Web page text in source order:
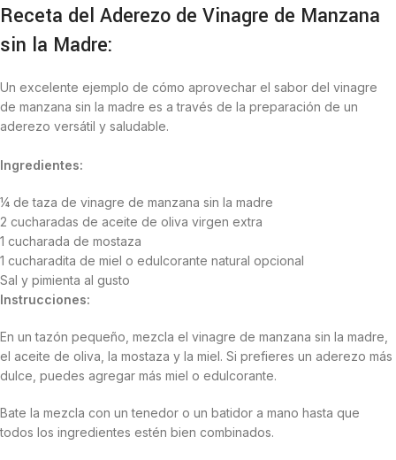
Receta del Aderezo de Vinagre de Manzana
sin la Madre:
Un excelente ejemplo de cómo aprovechar el sabor del vinagre
de manzana sin la madre es a través de la preparación de un
aderezo versátil y saludable.
Ingredientes:
¼ de taza de vinagre de manzana sin la madre
2 cucharadas de aceite de oliva virgen extra
1 cucharada de mostaza
1 cucharadita de miel o edulcorante natural opcional
Sal y pimienta al gusto
Instrucciones:
En un tazón pequeño, mezcla el vinagre de manzana sin la madre,
el aceite de oliva, la mostaza y la miel. Si prefieres un aderezo más
dulce, puedes agregar más miel o edulcorante.
Bate la mezcla con un tenedor o un batidor a mano hasta que
todos los ingredientes estén bien combinados.